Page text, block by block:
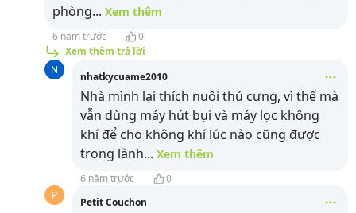
phòng... Xem thêm
6 năm trước
0
Xem thêm trả lời
N
nhatkycuame2010
Nhà mình lại thích nuôi thú cưng, vì thế mà
vẫn dùng máy hút bụi và máy lọc không
khí để cho không khí lúc nào cũng được
trong lành... Xem thêm
6 năm trước
0
P
Petit Couchon